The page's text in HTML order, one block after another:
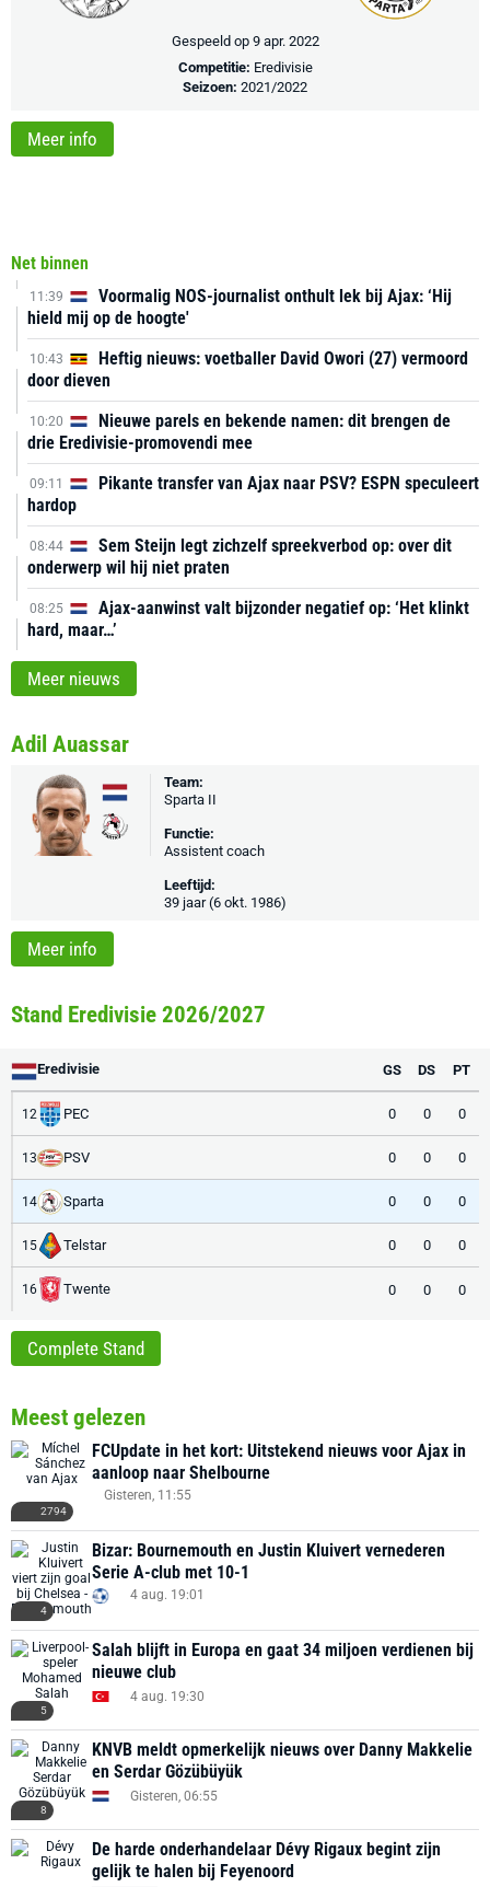
Net binnen
11:39
Voormalig NOS-journalist onthult lek bij Ajax: ‘Hij
hield mij op de hoogte'
10:43
Heftig nieuws: voetballer David Owori (27) vermoord
door dieven
10:20
Nieuwe parels en bekende namen: dit brengen de
drie Eredivisie-promovendi mee
09:11
Pikante transfer van Ajax naar PSV? ESPN speculeert
hardop
08:44
Sem Steijn legt zichzelf spreekverbod op: over dit
onderwerp wil hij niet praten
08:25
Ajax-aanwinst valt bijzonder negatief op: ‘Het klinkt
hard, maar…’
Meer nieuws
Gespeeld op 9 apr. 2022
Competitie: Eredivisie
Seizoen: 2021/2022
Meer info
Adil Auassar
Team:
Sparta II
Functie:
Assistent coach
Leeftijd:
39 jaar (6 okt. 1986)
Meer info
Stand Eredivisie 2026/2027
Eredivisie GS DS PT
12 PEC 0 0 0
13 PSV 0 0 0
14 Sparta 0 0 0
15 Telstar 0 0 0
16 Twente 0 0 0
Complete Stand
Meest gelezen
2794
FCUpdate in het kort: Uitstekend nieuws voor Ajax in
aanloop naar Shelbourne
Gisteren, 11:55
4
Bizar: Bournemouth en Justin Kluivert vernederen
Serie A-club met 10-1
4 aug. 19:01
5
Salah blijft in Europa en gaat 34 miljoen verdienen bij
nieuwe club
4 aug. 19:30
8
KNVB meldt opmerkelijk nieuws over Danny Makkelie
en Serdar Gözübüyük
Gisteren, 06:55
De harde onderhandelaar Dévy Rigaux begint zijn
gelijk te halen bij Feyenoord